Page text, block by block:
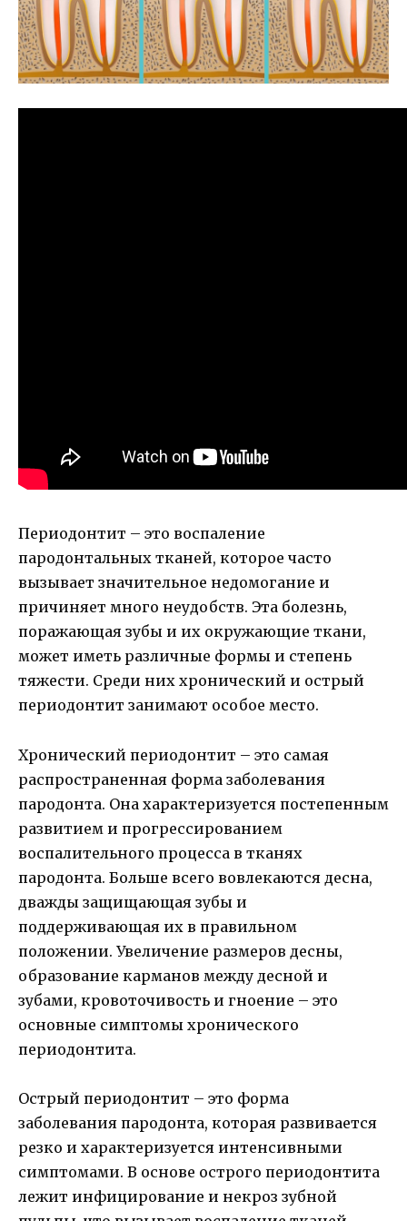
Периодонтит – это воспаление
пародонтальных тканей, которое часто
вызывает значительное недомогание и
причиняет много неудобств. Эта болезнь,
поражающая зубы и их окружающие ткани,
может иметь различные формы и степень
тяжести. Среди них хронический и острый
периодонтит занимают особое место.
Хронический периодонтит – это самая
распространенная форма заболевания
пародонта. Она характеризуется постепенным
развитием и прогрессированием
воспалительного процесса в тканях
пародонта. Больше всего вовлекаются десна,
дважды защищающая зубы и
поддерживающая их в правильном
положении. Увеличение размеров десны,
образование карманов между десной и
зубами, кровоточивость и гноение – это
основные симптомы хронического
периодонтита.
Острый периодонтит – это форма
заболевания пародонта, которая развивается
резко и характеризуется интенсивными
симптомами. В основе острого периодонтита
лежит инфицирование и некроз зубной